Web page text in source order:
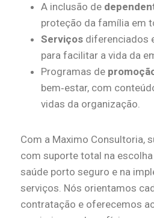
A inclusão de
proteção da família em
Serviços diferenciados
para facilitar a vida da
Programas de
bem‑estar, com
vidas da organização.
Com a Maximo Consultoria,
com suporte total na
saúde porto seguro e na
serviços. Nós orientamos
contratação e oferecemos